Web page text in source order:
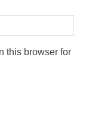
this browser for